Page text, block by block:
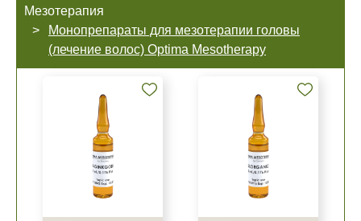
Мезотерапия
Монопрепараты для мезотерапии головы
(лечение волос) Optima Mesotherapy